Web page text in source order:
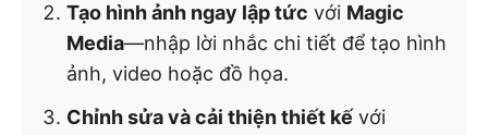
Tạo hình ảnh ngay lập tức với Magic
Media—nhập lời nhắc chi tiết để tạo hình
ảnh, video hoặc đồ họa.
Chỉnh sửa và cải thiện thiết kế với